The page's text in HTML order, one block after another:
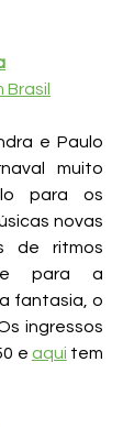
Brasil
e Paulo
muito
para os
novas
de ritmos
para a
fantasia, o
ingressos
e aqui tem